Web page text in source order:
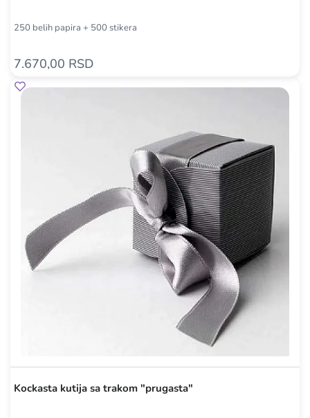
250 belih papira + 500 stikera
7.670,00 RSD
Kockasta kutija sa trakom "prugasta"